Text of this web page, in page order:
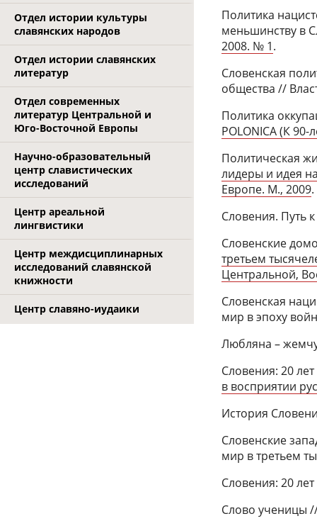
Отдел истории культуры
славянских народов
Отдел истории славянских
литератур
Отдел современных
литератур Центральной и
Юго-Восточной Европы
Научно-образовательный
центр славистических
исследований
Центр ареальной
лингвистики
Центр междисциплинарных
исследований славянской
книжности
Центр славяно-иудаики
Политика
меньшинству в
2008. № 1.
Словенская
общества //
Политика
POLONICA (К
Политическая
лидеры и идея
Европе. М., 2009.
Словения. Путь
Словенские
третьем
Центральной,
Словенская
мир в эпоху
Любляна –
Словения: 20
в восприятии
История
Словенские
мир в третьем
Словения: 20
Слово ученицы